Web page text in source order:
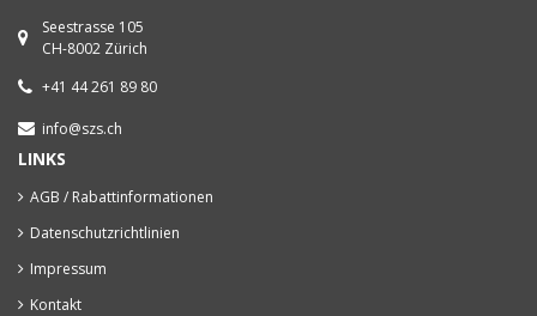
Seestrasse 105
CH-8002 Zürich
+41 44 261 89 80
info@szs.ch
LINKS
AGB / Rabattinformationen
Datenschutzrichtlinien
Impressum
Kontakt